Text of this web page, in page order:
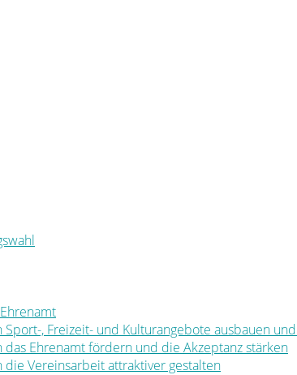
Sport-, Freizeit- und Kulturangebote ausbauen
das Ehrenamt fördern und die Akzeptanz stärken
die Vereinsarbeit attraktiver gestalten